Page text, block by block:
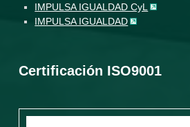
IMPULSA IGUALDAD CyL
IMPULSA IGUALDAD
Certificación ISO9001